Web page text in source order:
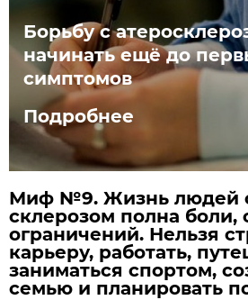
Борьбу с
начинать ещё до
симптомов
Подробнее
Миф №9. Жизнь людей
склерозом полна боли,
ограничений. Нельзя
карьеру, работать,
заниматься спортом,
семью и планировать